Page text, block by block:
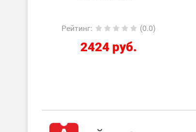
Рейтинг: (0.0)
2424 руб.